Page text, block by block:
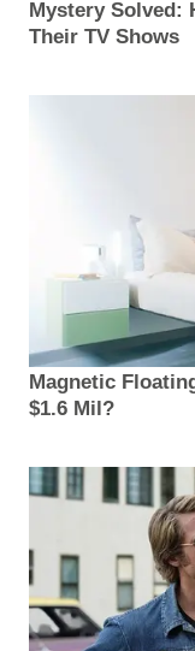
Mystery Solved:
Their TV Shows
Magnetic
$1.6 Mil?